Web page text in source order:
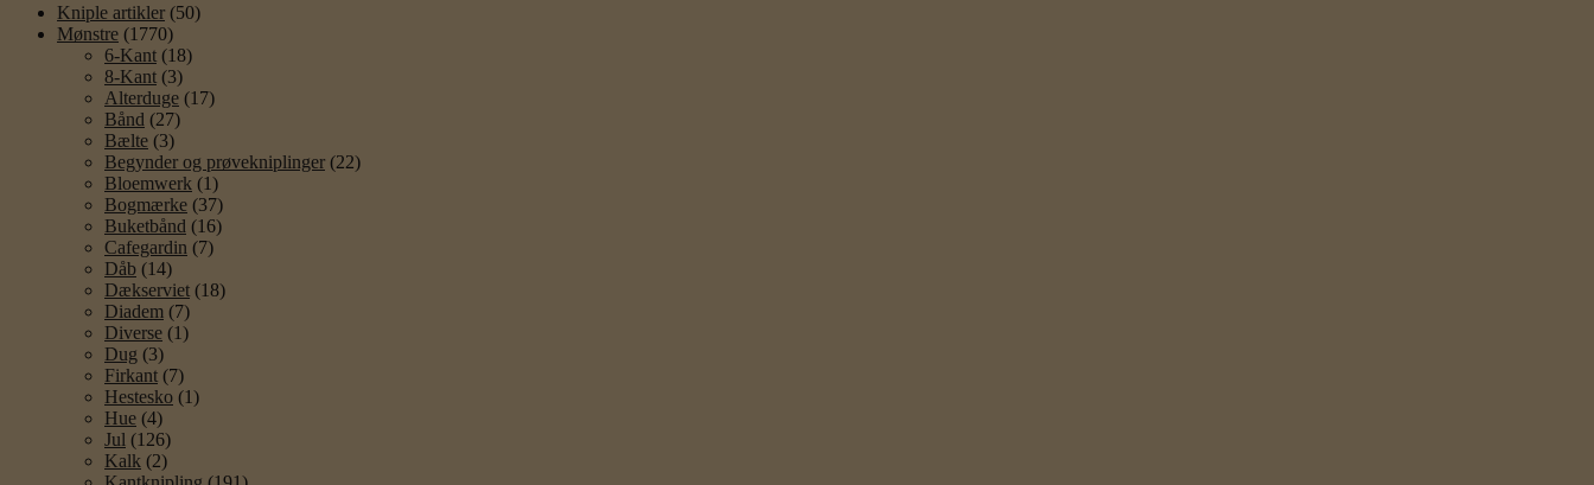
Kniple artikler (50)
Mønstre (1770)
6-Kant (18)
8-Kant (3)
Alterduge (17)
Bånd (27)
Bælte (3)
Begynder og prøvekniplinger (22)
Bloemwerk (1)
Bogmærke (37)
Buketbånd (16)
Cafegardin (7)
Dåb (14)
Dækserviet (18)
Diadem (7)
Diverse (1)
Dug (3)
Firkant (7)
Hestesko (1)
Hue (4)
Jul (126)
Kalk (2)